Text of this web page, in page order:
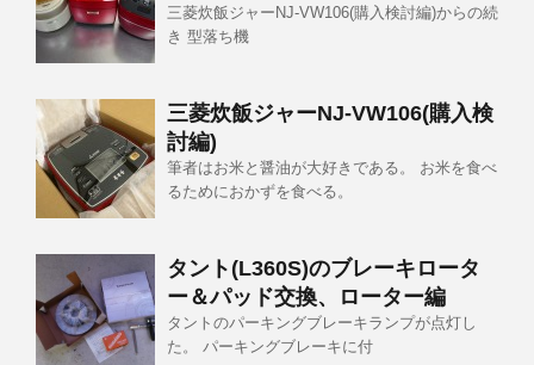
三菱炊飯ジャーNJ-VW106(購入検討編)からの続
き 型落ち機
三菱炊飯ジャーNJ-VW106(購入検
討編)
筆者はお米と醤油が大好きである。 お米を食べ
るためにおかずを食べる。
タント(L360S)のブレーキロータ
ー＆パッド交換、ローター編
タントのパーキングブレーキランプが点灯し
た。 パーキングブレーキに付